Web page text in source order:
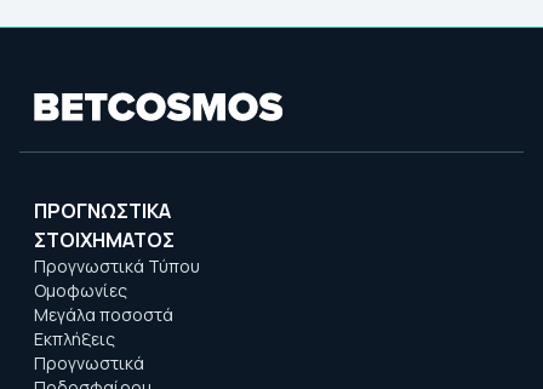
ΠΡΟΓΝΩΣΤΙΚΑ
ΣΤΟΙΧΗΜΑΤΟΣ
Προγνωστικά Τύπου
Ομοφωνίες
Μεγάλα ποσοστά
Εκπλήξεις
Προγνωστικά